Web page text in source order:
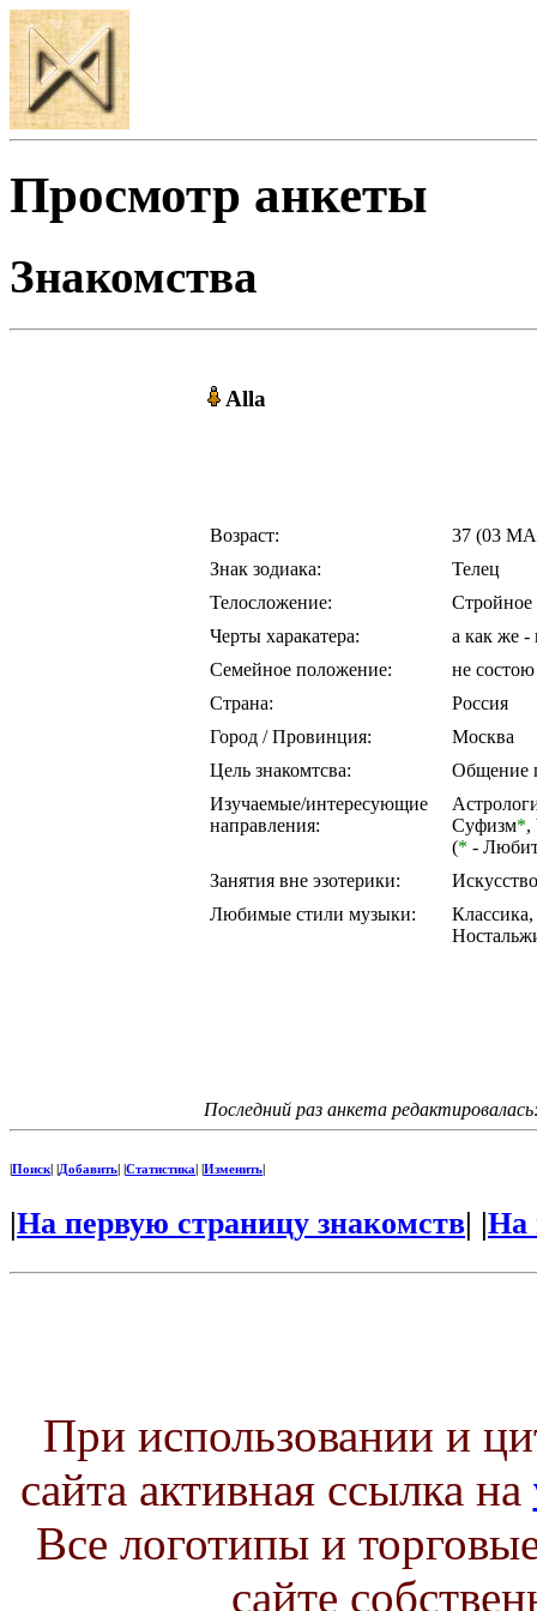
Просмотр анкеты
Знакомства
Alla
Возраст:
37 (03
Знак зодиака:
Телец
Телосложение:
Стройное
Черты харакатера:
а как же -
Семейное положение:
не
Страна:
Россия
Город / Провинция:
Москва
Цель знакомтсва:
Общение
Изучаемые/интересующие
направления:
Суфизм*,
(* -
Занятия вне эзотерики:
Любимые стили музыки:
Последний раз анкета
Поиск| | Добавить Статистика Изменить
|На первую страницу знакомств| |На
При использовании и
сайта активная ссылка на
Все логотипы и
сайте